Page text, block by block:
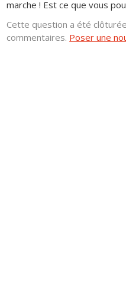
marche ! Est ce que vous
Cette question a été
commentaires. Poser une